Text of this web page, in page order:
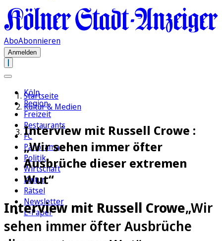
AboAbonnieren
Anmelden
Köln
Region
Freizeit
Restaurants
FC
Panorama
Politik
Wirtschaft
Kultur
Rätsel
Newsletter
E-Paper
Startseite
Kultur & Medien
Interview mit Russell Crowe :
„Wir sehen immer öfter
Ausbrüche dieser extremen
Wut“
Interview mit Russell Crowe„Wir
sehen immer öfter Ausbrüche